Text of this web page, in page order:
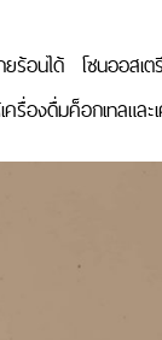
ยร้อนได้ โซนออ
รื่องดื่มค็อกเทลแ